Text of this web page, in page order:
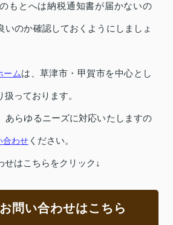
もとへは納税通知書が届かないの
いのか確認しておくようにしましょ
ームは、草津市・甲賀市を中心とし
っております。
あらゆるニーズに対応いたしますの
合わせ ください。
せはこちらをクリック↓
問い合わせはこちら